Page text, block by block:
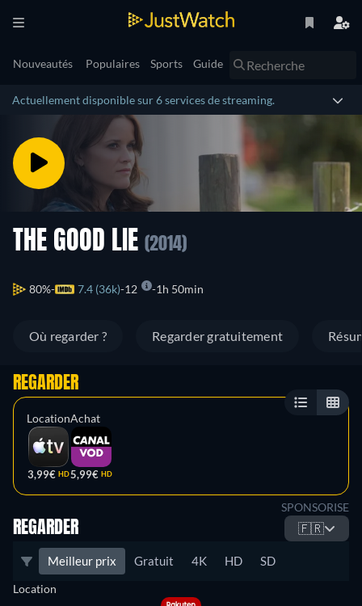
Nouveautés Populaires Sports Guide
Actuellement disponible sur 6 services de streaming.
THE GOOD LIE (2014)
80% 7.4 (36k) 12 1h 50min
Où regarder ? Regarder gratuitement
REGARDER
Location
3,99€ HD
Achat
5,99€ HD
SPONSORISE
REGARDER 🇫🇷
Meilleur prix Gratuit 4K HD SD
Location